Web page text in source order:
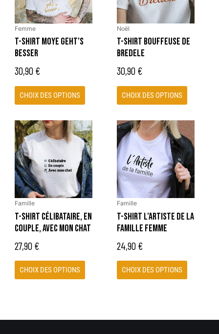
Femme
T-SHIRT MOYE GEHT’S
BESSER
30,90 €
CHOIX DES OPTIONS
Les
options
peuvent
être
choisies
la
page
du
Noël
T-SHIRT BOUFFEUSE DE
BREDELE
30,90 €
CHOIX DES OPTIONS
Les
options
peuvent
être
choisies
la
page
du
Famille
T-SHIRT CÉLIBATAIRE, EN
COUPLE, AVEC MON CHAT
27,90 €
CHOIX DES OPTIONS
Ce
produit
a
plusieurs
variations.
Les
options
peuvent
être
choisies
la
page
du
Famille
T-SHIRT L’ARTISTE DE LA
FAMILLE FEMME
24,90 €
CHOIX DES OPTIONS
Ce
produit
a
plusieurs
variations.
Les
options
peuvent
être
choisies
la
page
du